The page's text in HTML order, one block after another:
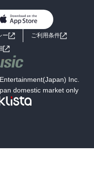
子向けラノベ
小説
問い合わせ
ー
ご利用条件
Inc.
domestic market only